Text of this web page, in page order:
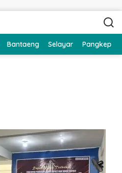
Bantaeng Selayar Pangkep